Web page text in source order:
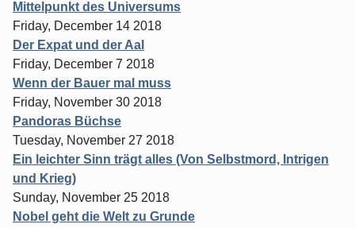
Mittelpunkt des Universums
Friday, December 14 2018
Der Expat und der Aal
Friday, December 7 2018
Wenn der Bauer mal muss
Friday, November 30 2018
Pandoras Büchse
Tuesday, November 27 2018
Ein leichter Sinn trägt alles (Von Selbstmord, Intrigen
und Krieg)
Sunday, November 25 2018
Nobel geht die Welt zu Grunde